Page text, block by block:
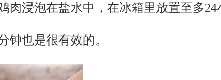
肉浸泡在盐水中，在冰箱里放置至多
钟也是很有效的。